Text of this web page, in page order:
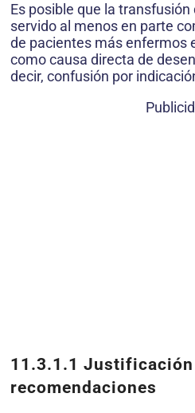
Es posible que la
servido al menos en parte
de pacientes más enfermos
como causa directa de
decir, confusión por
11.3.1.1 Justificación
recomendaciones